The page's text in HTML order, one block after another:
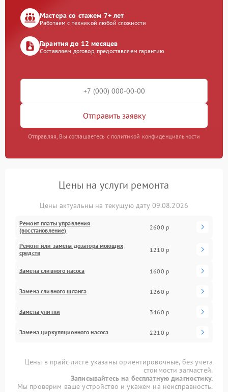
Мастера со стажем 7+ лет
Работаем с техникой любой сложности
Гарантия до 12 месяцев
Составляем договор, предоставляем гарантию
Отправить заявку
Отправляя, Вы соглашаетесь с политикой конфиденциальности
Цены на услуги ремонта
Цены актуальны на текущую дату 09.08.2026
Ремонт платы управления
(восстановление)
2600 р
Ремонт или замена дозатора моющих
средств
1210 р
Замена сливного насоса 1600 р
Замена сливного шланга 1260 р
Замена улитки 3460 р
Замена циркуляционного насоса 2210 р
Цены в прайс-листе указаны ориентировочные, без учета
стоимости запчастей.
Записывайтесь на бесплатную диагностику.
Мы проверим ваше устройство и укажем на неисправность.